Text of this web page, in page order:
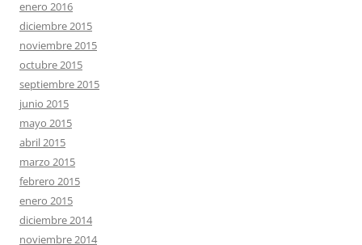
enero 2016
diciembre 2015
noviembre 2015
octubre 2015
septiembre 2015
junio 2015
mayo 2015
abril 2015
marzo 2015
febrero 2015
enero 2015
diciembre 2014
noviembre 2014